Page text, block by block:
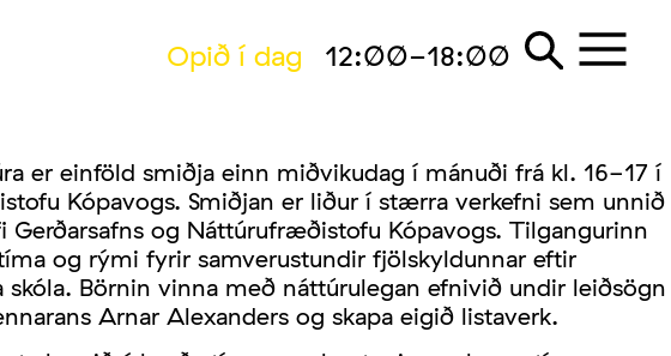
Opið í dag
12:00-18:00
er einföld smiðja einn miðvikudag í mánuði frá kl. 16-17 í
Kópavogs. Smiðjan er liður í stærra verkefni sem unnið
Gerðarsafns og Náttúrufræðistofu Kópavogs. Tilgangurinn
og rými fyrir samverustundir fjölskyldunnar eftir
skóla. Börnin vinna með náttúrulegan efnivið undir leiðsögn
Arnar Alexanders og skapa eigið listaverk.